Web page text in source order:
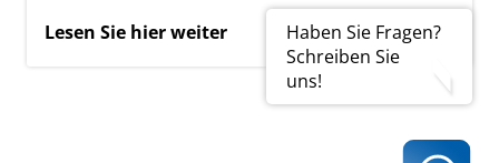
Haben Sie Fragen?
Schreiben Sie
uns!
Lesen Sie hier weiter